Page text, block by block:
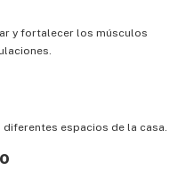
y fortalecer los músculos
espacios de la casa.